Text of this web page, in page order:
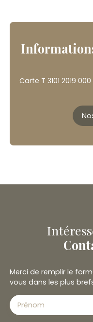
Carte T 3101 2019
Merci de remplir le
vous dans les plus
Prénom